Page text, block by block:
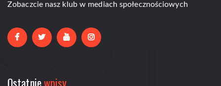
Zobaczcie nasz klub w mediach społecznościowych
Ostatniewpisy